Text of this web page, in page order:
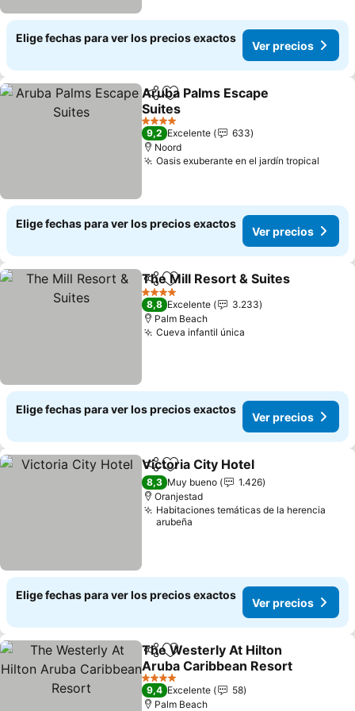
Elige fechas para ver los precios exactos
Ver precios
CompartirAgregar a favoritos
Aruba Palms Escape
Suites
4 Estrellas
9,2 Excelente
633
Noord
Oasis exuberante en el jardín tropical
Elige fechas para ver los precios exactos
Ver precios
Compartir
Agregar a favoritos
The Mill Resort & Suites
4 Estrellas
8,8 Excelente
3.233
Palm Beach
Cueva infantil única
Elige fechas para ver los precios exactos
Ver precios
CompartirAgregar a favoritos
Victoria City Hotel
8,3 Muy bueno
1.426
Oranjestad
Habitaciones temáticas de la herencia
arubeña
Elige fechas para ver los precios exactos
Ver precios
Compartir
Agregar a favoritos
The Westerly At Hilton
Aruba Caribbean Resort
4 Estrellas
9,4 Excelente
58
Palm Beach